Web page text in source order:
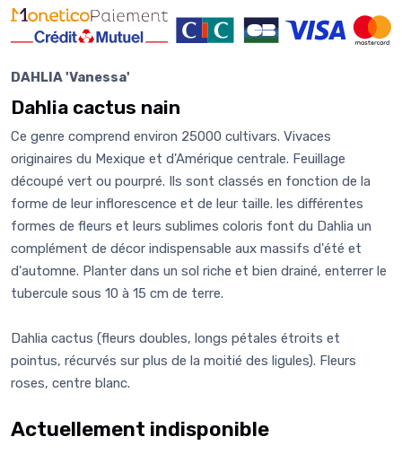
DAHLIA 'Vanessa'
Dahlia cactus nain
Ce genre comprend environ 25000 cultivars. Vivaces
originaires du Mexique et d'Amérique centrale. Feuillage
découpé vert ou pourpré. Ils sont classés en fonction de la
forme de leur inflorescence et de leur taille. les différentes
formes de fleurs et leurs sublimes coloris font du Dahlia un
complément de décor indispensable aux massifs d'été et
d'automne. Planter dans un sol riche et bien drainé, enterrer le
tubercule sous 10 à 15 cm de terre.
Dahlia cactus (fleurs doubles, longs pétales étroits et
pointus, récurvés sur plus de la moitié des ligules). Fleurs
roses, centre blanc.
Actuellement indisponible